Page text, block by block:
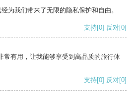
为我们带来了无限的隐私保护和自由。
支持[0] 反对[0]
常有用，让我能够享受到高品质的旅行体
支持[0] 反对[0]